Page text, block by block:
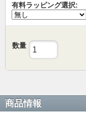
有料ラッピング選択:
数量
商品情報